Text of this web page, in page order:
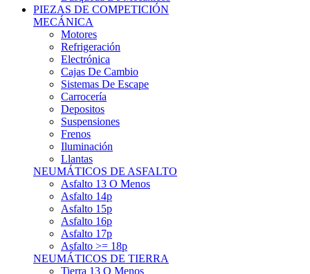
PIEZAS DE COMPETICIÓN
MECÁNICA
Motores
Refrigeración
Electrónica
Cajas De Cambio
Sistemas De Escape
Carrocería
Depositos
Suspensiones
Frenos
Iluminación
Llantas
NEUMÁTICOS DE ASFALTO
Asfalto 13 O Menos
Asfalto 14p
Asfalto 15p
Asfalto 16p
Asfalto 17p
Asfalto >= 18p
NEUMÁTICOS DE TIERRA
Tierra 13 O Menos